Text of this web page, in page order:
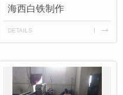
海西白铁制作
DETAILS